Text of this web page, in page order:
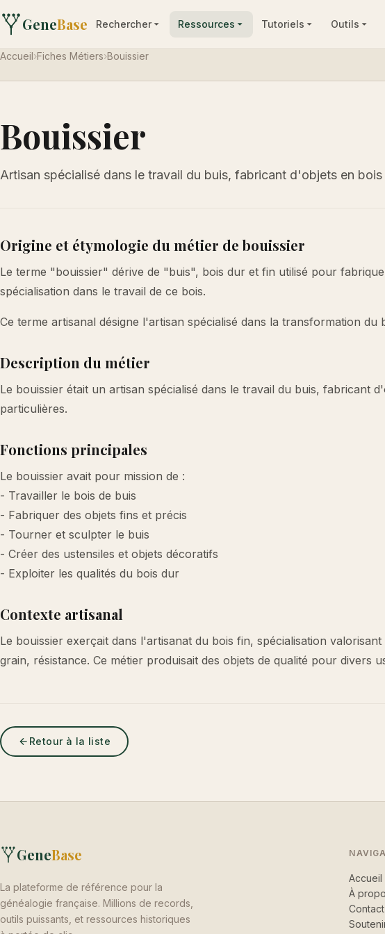
GeneBase Rechercher Ressources Tutoriels Outils
Accueil›Fiches Métiers›Bouissier
Bouissier
Artisan spécialisé dans le travail du buis, fabricant d'objets en bois
Origine et étymologie du métier de bouissier
Le terme "bouissier" dérive de "buis", bois dur et fin utilisé pour
spécialisation dans le travail de ce bois.
Ce terme artisanal désigne l'artisan spécialisé dans la transformation du
Description du métier
Le bouissier était un artisan spécialisé dans le travail du buis, fabricant
particulières.
Fonctions principales
Le bouissier avait pour mission de :
- Travailler le bois de buis
- Fabriquer des objets fins et précis
- Tourner et sculpter le buis
- Créer des ustensiles et objets décoratifs
- Exploiter les qualités du bois dur
Contexte artisanal
Le bouissier exerçait dans l'artisanat du bois fin, spécialisation
grain, résistance. Ce métier produisait des objets de qualité pour divers
Retour à la liste
GeneBase
La plateforme de référence pour la
généalogie française. Millions de records,
outils puissants, et ressources historiques
Accueil
À
Contact